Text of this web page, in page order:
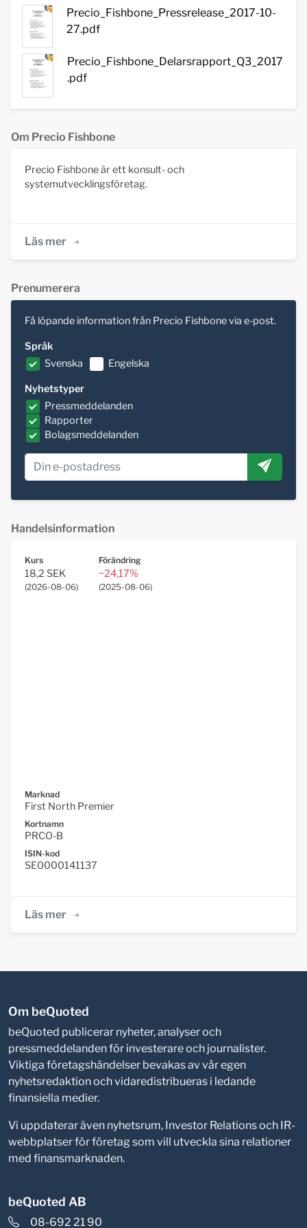
Precio_Fishbone_Pressrelease_2017-10-
27.pdf
Precio_Fishbone_Delarsrapport_Q3_2017
.pdf
Om Precio Fishbone
Precio Fishbone är ett konsult- och
systemutvecklingsföretag.
Läs mer
Prenumerera
Få löpande information från Precio Fishbone via e-post.
Språk
Svenska
Engelska
Nyhetstyper
Pressmeddelanden
Rapporter
Bolagsmeddelanden
Handelsinformation
Kurs
18,2 SEK
(2026-08-06)
Förändring
−24,17%
(2025-08-06)
Marknad
First North Premier
Kortnamn
PRCO-B
ISIN-kod
SE0000141137
Läs mer
Om beQuoted
beQuoted publicerar nyheter, analyser och
pressmeddelanden för investerare och journalister.
Viktiga företagshändelser bevakas av vår egen
nyhetsredaktion och vidaredistribueras i ledande
finansiella medier.
Vi uppdaterar även nyhetsrum, Investor Relations och IR-
webbplatser för företag som vill utveckla sina relationer
med finansmarknaden.
beQuoted AB
08-692 21 90